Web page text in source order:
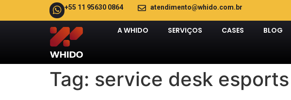
+55 11 95630 0864 atendimento@whido.com.br
A WHIDO SERVIÇOS CASES BLOG
Tag: service desk esports